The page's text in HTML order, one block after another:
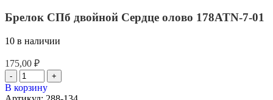
Брелок СПб двойной Сердце олово 178ATN-7-01
10 в наличии
175,00 ₽
В корзину